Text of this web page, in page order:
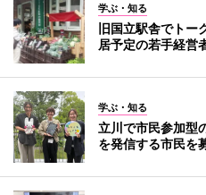
学ぶ・知る
旧国立駅舎でト
居予定の若手経営
学ぶ・知る
立川で市民参加型
を発信する市民を